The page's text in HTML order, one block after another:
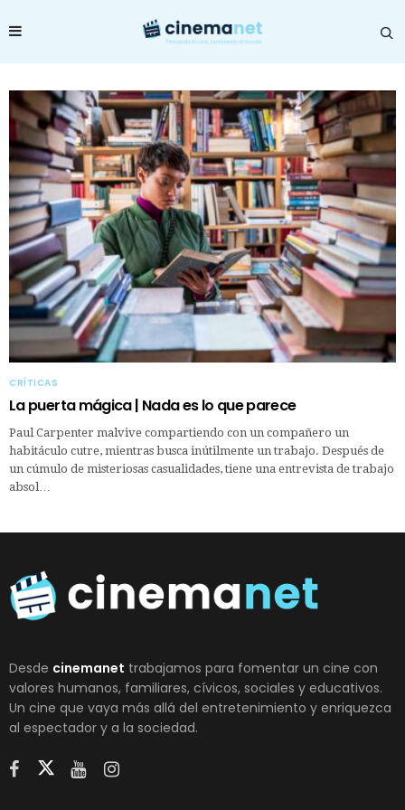
CRÍTICAS
La puerta mágica | Nada es lo que parece
Paul Carpenter malvive compartiendo con un compañero un
habitáculo cutre, mientras busca inútilmente un trabajo. Después de
un cúmulo de misteriosas casualidades, tiene una entrevista de trabajo
absol…
Desde cinemanet trabajamos para fomentar un cine con
valores humanos, familiares, cívicos, sociales y educativos.
Un cine que vaya más allá del entretenimiento y enriquezca
al espectador y a la sociedad.